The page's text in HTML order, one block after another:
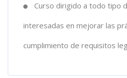
Curso dirigido a todo tipo
interesadas en mejorar las
cumplimiento de requisitos